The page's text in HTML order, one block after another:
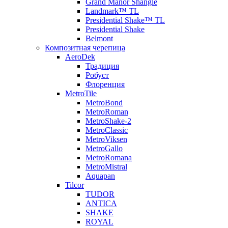
Grand Manor Shangle
Landmark™ TL
Presidential Shake™ TL
Presidential Shake
Belmont
Композитная черепица
AeroDek
Традиция
Робуст
Флоренция
MetroTile
MetroBond
MetroRoman
MetroShake-2
MetroClassic
MetroViksen
MetroGallo
MetroRomana
MetroMistral
Aquapan
Tilcor
TUDOR
ANTICA
SHAKE
ROYAL